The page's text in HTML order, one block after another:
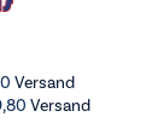
Versand
Versand